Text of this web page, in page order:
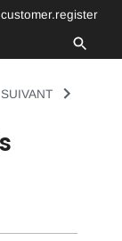
SUIVANT